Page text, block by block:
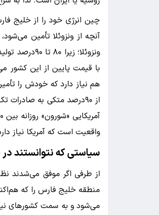
چین انرژی خود را از خلیج
ونزوئلا؛
با قیمت پایین از این
هم نیاز دارد که خودش را
از ۹۰درصد متکی به
واقعیت است که آمریکا نیاز
سیاستی که نتوانستند
می‌شود و به سمت کشورهای